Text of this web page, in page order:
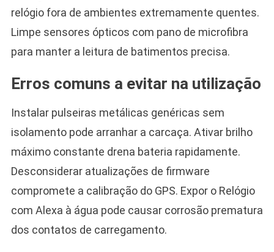
relógio fora de ambientes extremamente quentes.
Limpe sensores ópticos com pano de microfibra
para manter a leitura de batimentos precisa.
Erros comuns a evitar na utilização
Instalar pulseiras metálicas genéricas sem
isolamento pode arranhar a carcaça. Ativar brilho
máximo constante drena bateria rapidamente.
Desconsiderar atualizações de firmware
compromete a calibração do GPS. Expor o Relógio
com Alexa à água pode causar corrosão prematura
dos contatos de carregamento.